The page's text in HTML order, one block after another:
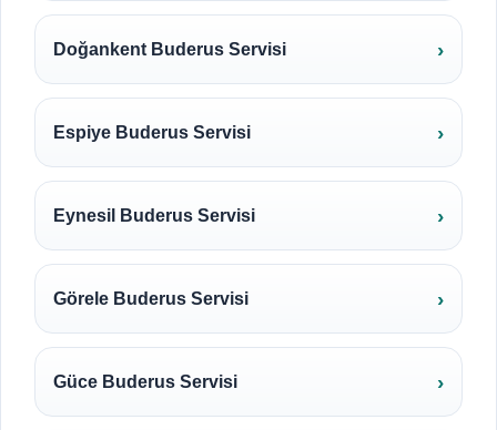
Doğankent Buderus Servisi
Espiye Buderus Servisi
Eynesil Buderus Servisi
Görele Buderus Servisi
Güce Buderus Servisi